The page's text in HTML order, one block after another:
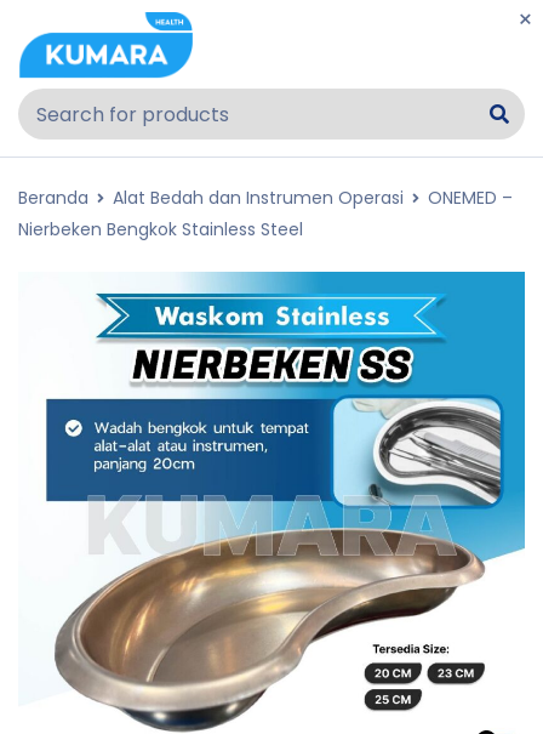
Beranda Alat Bedah dan Instrumen Operasi
ONEMED –
Nierbeken Bengkok Stainless Steel